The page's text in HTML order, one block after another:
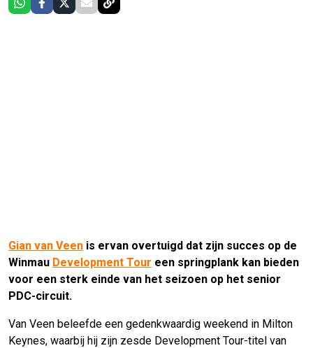
Gian van Veen is ervan overtuigd dat zijn succes op de
Winmau Development Tour een springplank kan bieden
voor een sterk einde van het seizoen op het senior
PDC-circuit.
Van Veen beleefde een gedenkwaardig weekend in Milton
Keynes, waarbij hij zijn zesde Development Tour-titel van